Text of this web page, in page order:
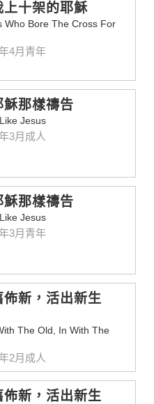
上十架的耶穌
Who Bore The Cross For
4月青年
穌那樣禱告
Jesus
3月成人
穌那樣禱告
Jesus
3月青年
佈新，活出新生
The Old, In With The
2月成人
佈新，活出新生